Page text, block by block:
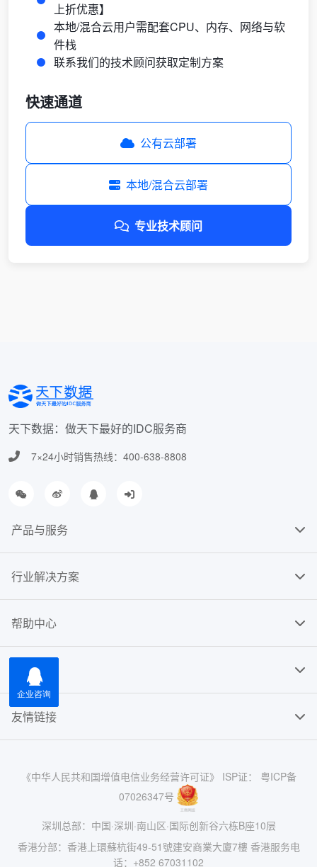
上折优惠】
本地/混合云用户需配套CPU、内存、网络与软
件栈
联系我们的技术顾问获取定制方案
快速通道
公有云部署
本地/混合云部署
专业技术顾问
天下数据：做天下最好的IDC服务商
7×24小时销售热线：400-638-8808
产品与服务
行业解决方案
帮助中心
关于我们
友情链接
《中华人民共和国增值电信业务经营许可证》 ISP证： 粤ICP备
07026347号
深圳总部：中国·深圳·南山区·国际创新谷六栋B座10层
香港分部：香港上環蘇杭街49-51號建安商業大廈7樓 香港服务电
话：+852 67031102